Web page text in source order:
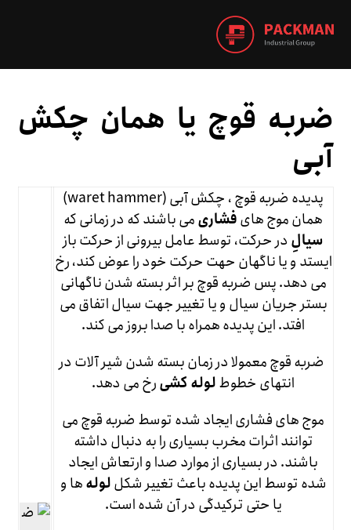
ضربه قوچ یا همان چکش
آبی
پدیده ضربه قوچ ، چکش آبی (waret hammer)
همان موج هایفشاریمی باشند که در زمانی که
سیالِ در حرکت، توسط عامل بیرونی از حرکت باز
ایستد و یا ناگهان حهت حرکت خود را عوض کند، رخ
می دهد. پس ضربه قوچ بر اثر بسته شدن ناگهانی
بستر جریان سیال و یا تغییر جهت سیال اتفاق می
افتد. این پدیده همراه با صدا بروز می کند.
ضربه قوچ معمولا در زمان بسته شدن شیر آلات در
انتهای خطوطلوله کشیرخ می دهد.
موج های فشاری ایجاد شده توسط ضربه قوچ می
توانند اثرات مخرب بسیاری را به دنبال داشته
باشند. در بسیاری از موارد صدا و ارتعاش ایجاد
شده توسط این پدیده باعث تغییر شکللولهها و
یا حتی ترکیدگی در آن شده است.